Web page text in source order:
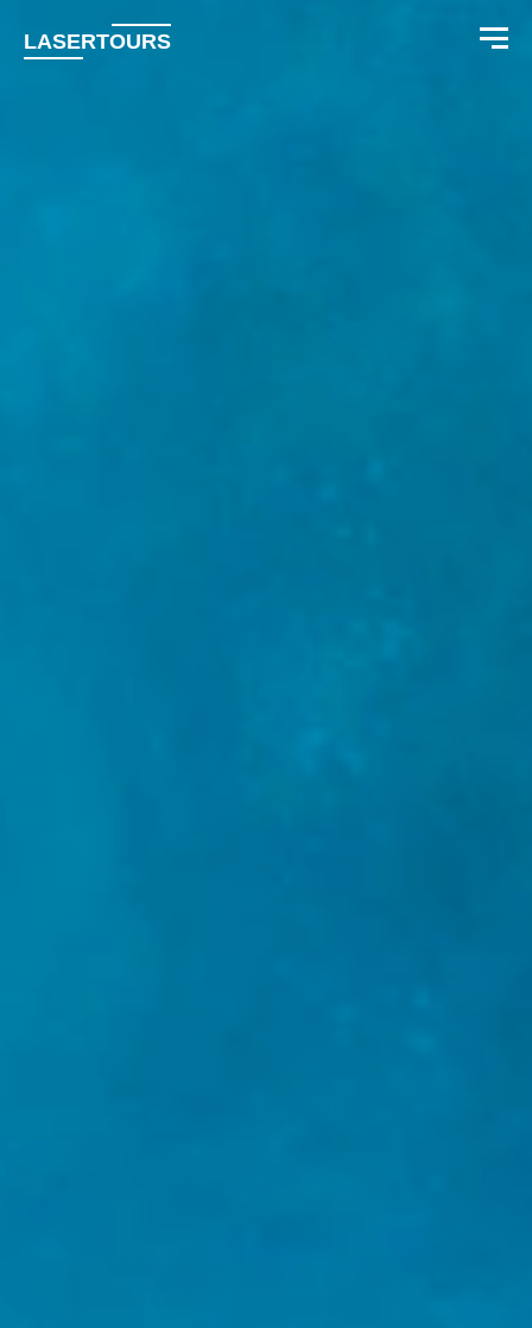
LASERTOURS